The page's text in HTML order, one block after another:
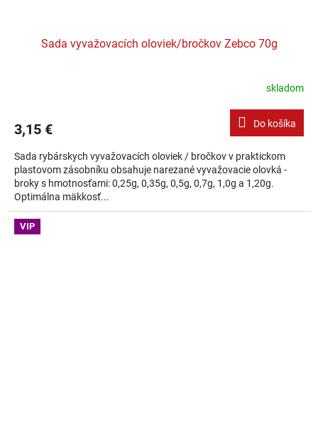
Sada vyvažovacích oloviek/bročkov Zebco 70g
skladom
3,15 € Do košíka
Sada rybárskych vyvažovacích oloviek / bročkov v praktickom
plastovom zásobníku obsahuje narezané vyvažovacie olovká -
broky s hmotnosťami: 0,25g, 0,35g, 0,5g, 0,7g, 1,0g a 1,20g.
Optimálna mäkkosť...
VIP